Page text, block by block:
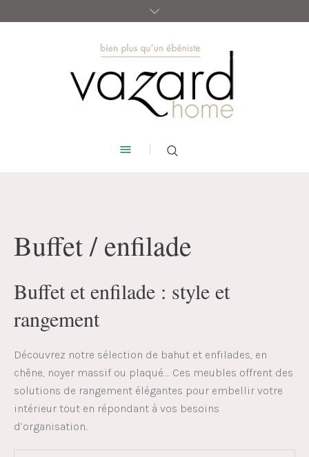
Buffet / enfilade
Buffet et enfilade : style et
rangement
Découvrez notre sélection de bahut et enfilades, en
chêne, noyer massif ou plaqué…. Ces meubles offrent des
solutions de rangement élégantes pour embellir votre
intérieur tout en répondant à vos besoins
d’organisation..